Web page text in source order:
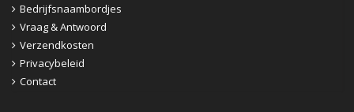
Bedrijfsnaambordjes
Vraag & Antwoord
Verzendkosten
Privacybeleid
Contact